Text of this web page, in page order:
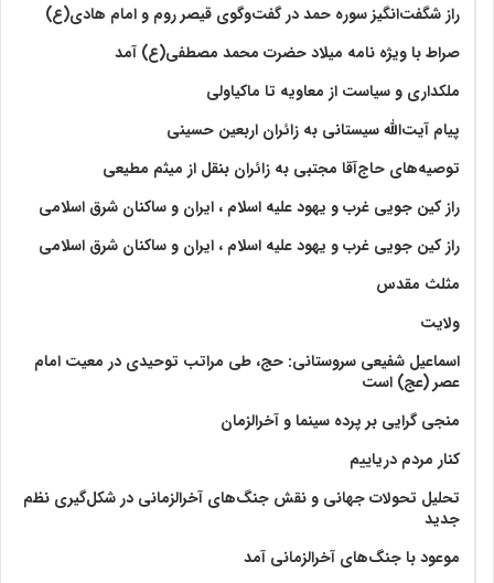
راز شگفت‌انگیز سوره حمد در گفت‌وگوی قیصر روم و امام هادی(ع)
صراط با ویژه نامه میلاد حضرت محمد مصطفی(ع) آمد
ملکداری و سیاست از معاویه تا ماکیاولی
پیام آیت‌الله سیستانی به زائران اربعین حسینی
توصیه‌های حاج‌آقا مجتبی به زائران بنقل از میثم مطیعی
راز کین جویی غرب و یهود علیه اسلام ، ایران و ساکنان شرق اسلامی
راز کین جویی غرب و یهود علیه اسلام ، ایران و ساکنان شرق اسلامی
مثلث مقدس
ولايت‏
اسماعیل شفیعی سروستانی: حج، طی مراتب توحیدی در معیت امام
عصر (عج) است
منجی گرایی بر پرده سینما و آخرالزمان
کنار مردم دریاییم
تحلیل تحولات جهانی و نقش جنگ‌های آخرالزمانی در شکل‌گیری نظم
جدید
موعود با جنگ‌های آخرالزمانی آمد